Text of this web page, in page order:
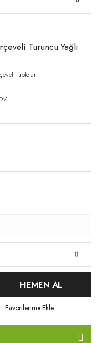
Turuncu Yağlı
Tablolar
HEMEN AL